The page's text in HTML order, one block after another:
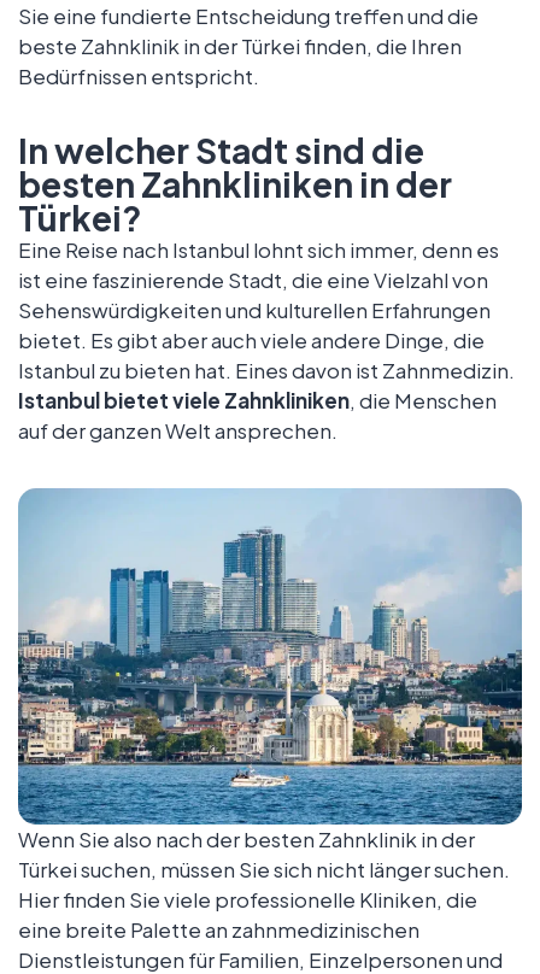
Sie eine fundierte Entscheidung treffen und die
beste Zahnklinik in der Türkei finden, die Ihren
Bedürfnissen entspricht.
In welcher Stadt sind die
besten Zahnkliniken in der
Türkei?
Eine Reise nach Istanbul lohnt sich immer, denn es
ist eine faszinierende Stadt, die eine Vielzahl von
Sehenswürdigkeiten und kulturellen Erfahrungen
bietet. Es gibt aber auch viele andere Dinge, die
Istanbul zu bieten hat. Eines davon ist Zahnmedizin.
Istanbul bietet viele Zahnkliniken, die Menschen
auf der ganzen Welt ansprechen.
Wenn Sie also nach der besten Zahnklinik in der
Türkei suchen, müssen Sie sich nicht länger suchen.
Hier finden Sie viele professionelle Kliniken, die
eine breite Palette an zahnmedizinischen
Dienstleistungen für Familien, Einzelpersonen und